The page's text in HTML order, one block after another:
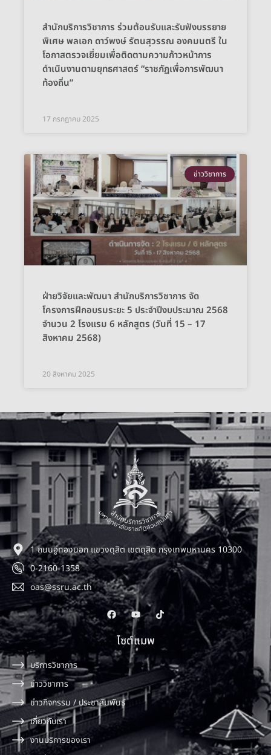
สำนักบริการวิชาการ ร่วมต้อนรับและรับฟังบรรยาย
พิเศษ พลเอก ดาว์พงษ์ รัตนสุวรรณ องคมนตรี ใน
โอกาสตรวจเยี่ยมเพื่อติดตามความก้าวหน้าการ
ดำเนินงานตามยุทธศาสตร์ “ราชภัฏเพื่อการพัฒนา
ท้องถิ่น”
17 กรกฎาคม 2025
ข่าววิชาการ
ฝ่ายวิจัยและพัฒนา สำนักบริการวิชาการ จัด
โครงการฝึกอบรมระยะ 5 ประจำปีงบประมาณ 2568
จำนวน 2 โรงแรม 6 หลักสูตร (วันที่ 15 – 17
สิงหาคม 2568)
20 สิงหาคม 2025
1 ถนนอู่ทองนอก แขวงดุสิต เขตดุสิต กรุงเทพมหานคร 10300
0-2160-1358
oas@ssru.ac.th
ไซต์แมพ
บริการวิชาการ
ข่าววิชาการ
ข่าวกิจกรรม / ประชาสัมพันธ์
เกี่ยวกับเรา
งานบริการของเรา